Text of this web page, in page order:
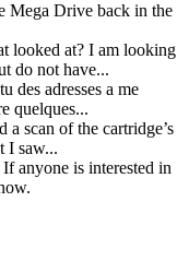
Mega Drive back in the
looked at? I am looking
do not have...
des adresses a me
quelques...
scan of the cartridge’s
I saw...
anyone is interested in